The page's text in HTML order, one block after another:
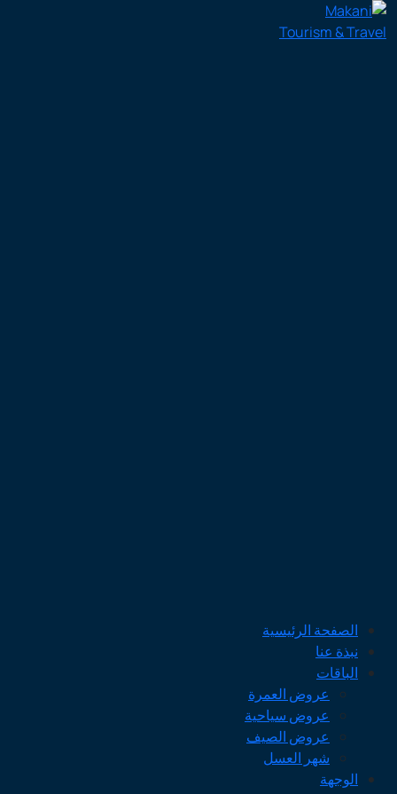
الصفحة الرئيسية
نبذة عنا
الباقات
عروض العمرة
عروض سياحية
عروض الصيف
شهر العسل
الوجهة